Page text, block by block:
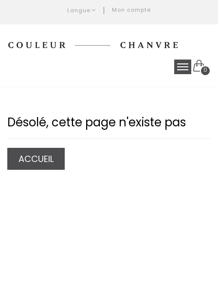
Langue Mon compte
0
Désolé, cette page n'existe pas
ACCUEIL